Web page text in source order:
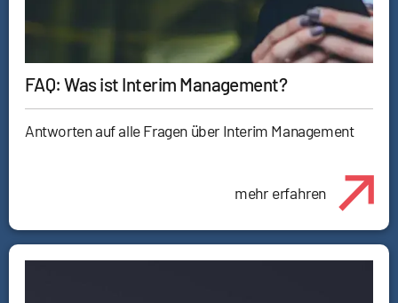
FAQ: Was ist Interim Management?
Antworten auf alle Fragen über Interim Management
mehr erfahren